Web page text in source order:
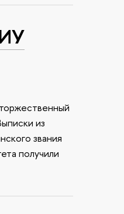
из
звания
получили